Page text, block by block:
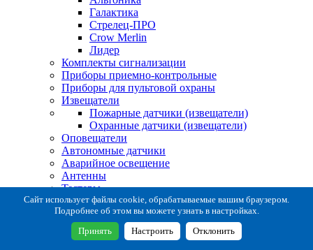
Галактика
Стрелец-ПРО
Crow Merlin
Лидер
Комплекты сигнализации
Приборы приемно-контрольные
Приборы для пультовой охраны
Извещатели
Пожарные датчики (извещатели)
Охранные датчики (извещатели)
Оповещатели
Автономные датчики
Аварийное освещение
Антенны
Тестеры
Система сбора извещений
Расходные и монтажные материалы
Коробки коммутационные
Кронштейны для извещателей
Сайт использует файлы cookie, обрабатываемые вашим браузером.
Подробнее об этом вы можете узнать в настройках.
Принять Настроить Отклонить